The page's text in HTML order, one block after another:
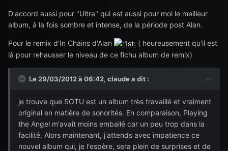
D'accord aussi pour "Ultra" qui est aussi pour moi le meilleur
album, à la fois sombre et intense, de la période post Alan.
Pour le remix d'In Chains d'Alan
( heureusement qu'il est
là pour rehausser le niveau de ce fichu album de remix)
Le 29/03/2012 à 06:42, claude a dit :
je trouve que SOTU est un album très travaillé et vraiment
original en matière de sonorités. En comparaison, Playing
the Angel m'avait moins emballé car un peu trop dans la
facilité. Alors maintenant, j'attends avec impatience ce
nouvel album qui, je l'espère, sera plein de surprises et de